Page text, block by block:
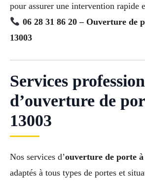
pour assurer une intervention rapide
06 28 31 86 20 – Ouverture de
13003
Services
d’ouverture de
13003
Nos services d’ouverture de porte à
adaptés à tous types de portes et